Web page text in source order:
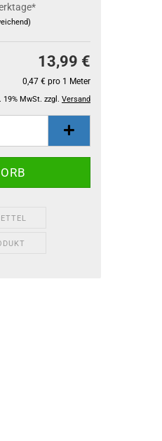
13,99 €
0,47 € pro 1 Meter
19% MwSt. zzgl. Versand